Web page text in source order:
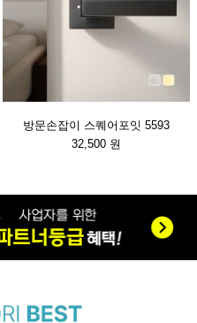
방문손잡이 스퀘어포잇 5593
32,500 원